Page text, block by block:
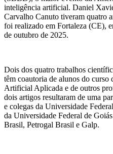
inteligência artificial. Daniel
Carvalho Canuto tiveram quatro
foi realizado em Fortaleza (CE),
de outubro de 2025.
Dois dos quatro trabalhos
têm coautoria de alunos do curso
Artificial Aplicada e de outros
dois artigos resultaram de uma
e colegas da Universidade
da Universidade Federal de
Brasil, Petrogal Brasil e Galp.